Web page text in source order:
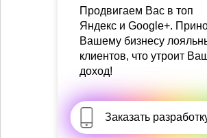
Продвигаем Вас в топ
Яндекс и Google+.
Вашему бизнесу
клиентов, что утроит
доход!
Заказать